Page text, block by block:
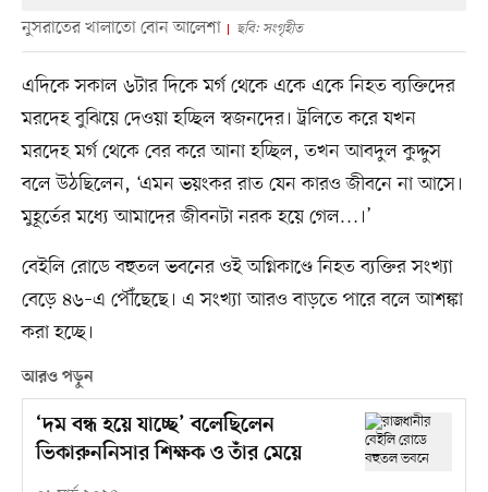
নুসরাতের খালাতো বোন আলেশা ছবি: সংগৃহীত
এদিকে সকাল ৬টার দিকে মর্গ থেকে একে একে নিহত ব্যক্তিদের
মরদেহ বুঝিয়ে দেওয়া হচ্ছিল স্বজনদের। ট্রলিতে করে যখন
মরদেহ মর্গ থেকে বের করে আনা হচ্ছিল, তখন আবদুল কুদ্দুস
বলে উঠছিলেন, ‘এমন ভয়ংকর রাত যেন কারও জীবনে না আসে।
মুহূর্তের মধ্যে আমাদের জীবনটা নরক হয়ে গেল…।’
বেইলি রোডে বহুতল ভবনের ওই অগ্নিকাণ্ডে নিহত ব্যক্তির সংখ্যা
বেড়ে ৪৬–এ পৌঁছেছে। এ সংখ্যা আরও বাড়তে পারে বলে আশঙ্কা
করা হচ্ছে।
আরও পড়ুন
‘দম বন্ধ হয়ে যাচ্ছে’ বলেছিলেন
ভিকারুননিসার শিক্ষক ও তাঁর মেয়ে